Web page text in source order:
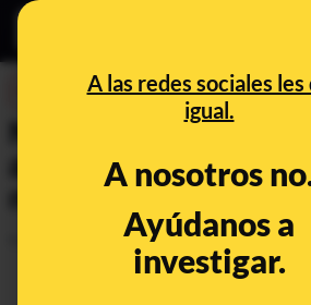
A las redes sociales les
igual.
A nosotros
Ayúdanos a
investigar.
No, no han
a los presos ni
más que un jubilado
Jan 7, 2020, 11:04:00 AM